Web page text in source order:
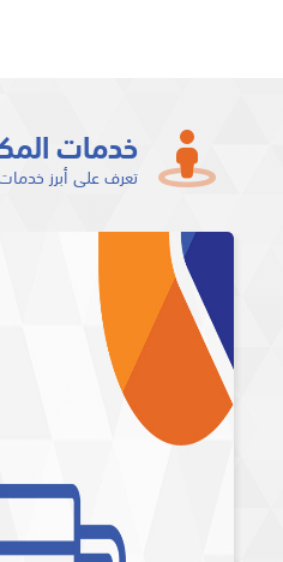
خدمات
تعرف على أبرز